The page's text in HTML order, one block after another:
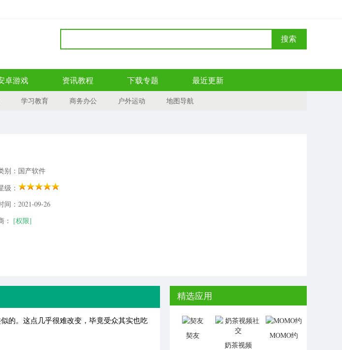
搜索
卓游戏 资讯教程 下载专题 最近更新
学习教育 商务办公 户外运动 地图导航
别：国产软件
级：
间：2021-09-26
： [权限]
。这点几乎很难改变，毕竟受众其实也吃
精选应用
契友
奶茶视频
MOMO约